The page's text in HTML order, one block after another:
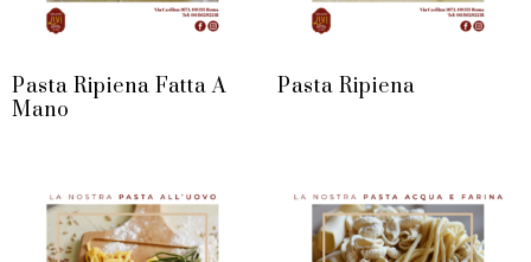
Pasta Ripiena Fatta A
Mano
Pasta Ripiena